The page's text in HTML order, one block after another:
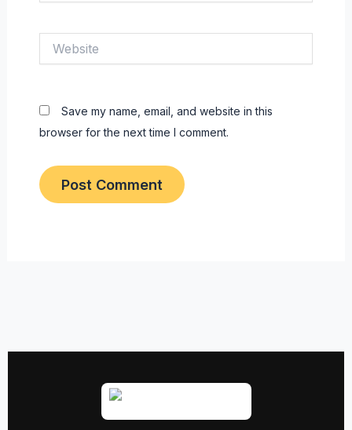
Save my name, email, and website in this
browser for the next time I comment.